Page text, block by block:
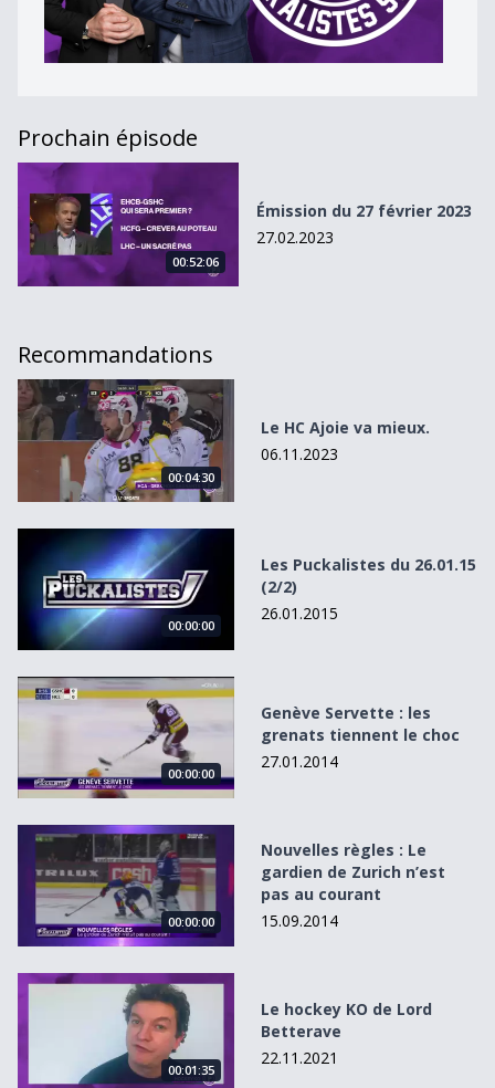
Prochain épisode
Émission du 27 février 2023
00:52:06
Émission du 27 février 2023
27.02.2023
Recommandations
Le HC Ajoie va mieux.
00:04:30
Le HC Ajoie va mieux.
06.11.2023
Les Puckalistes du 26.01.15 (2/2)
00:00:00
Les Puckalistes du 26.01.15
(2/2)
26.01.2015
Genève Servette : les grenats tiennent le choc
00:00:00
Genève Servette : les
grenats tiennent le choc
27.01.2014
Nouvelles règles : Le gardien de Zurich n’est pas au
00:00:00
Nouvelles règles : Le
gardien de Zurich n’est
pas au courant
15.09.2014
Le hockey KO de Lord Betterave
00:01:35
Le hockey KO de Lord
Betterave
22.11.2021